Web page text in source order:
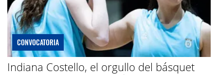
CONVOCATORIA
Indiana Costello, el orgullo del básquet